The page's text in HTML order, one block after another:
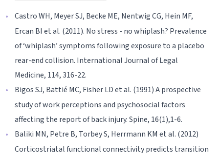
Castro WH, Meyer SJ, Becke ME, Nentwig CG, Hein MF,
Ercan BI et al. (2011). No stress - no whiplash? Prevalence
of ‘whiplash’ symptoms following exposure to a placebo
rear-end collision. International Journal of Legal
Medicine, 114, 316-22.
Bigos SJ, Battié MC, Fisher LD et al. (1991) A prospective
study of work perceptions and psychosocial factors
affecting the report of back injury. Spine, 16(1),1-6.
Baliki MN, Petre B, Torbey S, Herrmann KM et al. (2012)
Corticostriatal functional connectivity predicts transition